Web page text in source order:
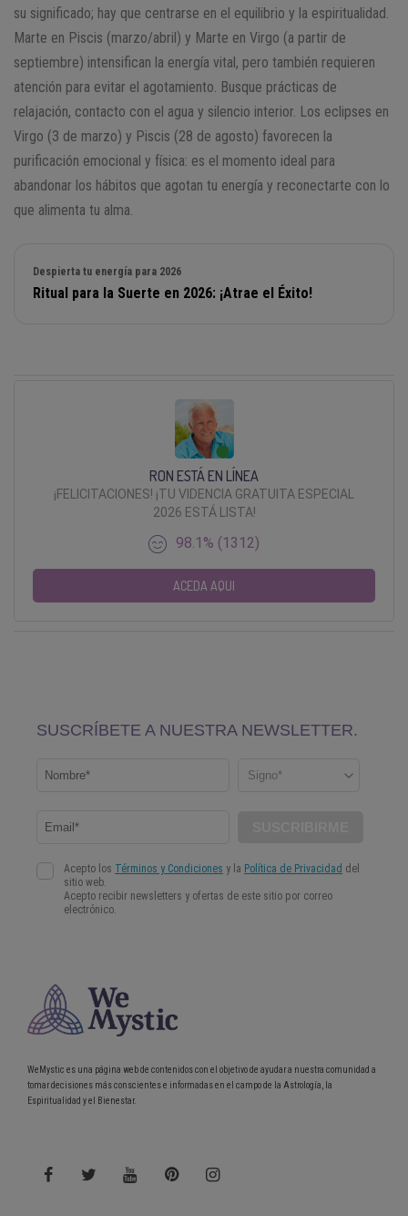
su significado; hay que centrarse en el equilibrio y la espiritualidad.
Marte en Piscis (marzo/abril) y Marte en Virgo (a partir de
septiembre) intensifican la energía vital, pero también requieren
atención para evitar el agotamiento. Busque prácticas de
relajación, contacto con el agua y silencio interior. Los eclipses en
Virgo (3 de marzo) y Piscis (28 de agosto) favorecen la
purificación emocional y física: es el momento ideal para
abandonar los hábitos que agotan tu energía y reconectarte con lo
que alimenta tu alma.
Despierta tu energía para 2026
Ritual para la Suerte en 2026: ¡Atrae el Éxito!
RON ESTÁ EN LÍNEA
¡FELICITACIONES! ¡TU VIDENCIA GRATUITA ESPECIAL
2026 ESTÁ LISTA!
98.1% (1312)
ACEDA AQUI
WeMystic es una página web de contenidos con el objetivo de ayudar a nuestra comunidad a
tomar decisiones más conscientes e informadas en el campo de la Astrología, la
Espiritualidad y el Bienestar.